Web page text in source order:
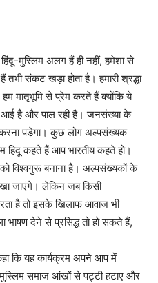
मुस्लिम अलग हैं ही नहीं, हमेशा से
संकट खड़ा होता है। हमारी श्रद्धा
मातृभूमि से प्रेम करते हैं क्योंकि ये
आई है और पाल रही है। जनसंख्या के
पड़ेगा। कुछ लोग अल्पसंख्यक
कहते हैं आप भारतीय कहते हो।
विश्वगुरू बनाना है। अल्पसंख्यकों के
खा जाएंगे। लेकिन जब किसी
है तो इसके खिलाफ आवाज भी
भाषण देने से प्रसिद्ध तो हो सकते हैं,
कि यह कार्यक्रम अपने आप में
समाज आंखों से पट्टी हटाए और